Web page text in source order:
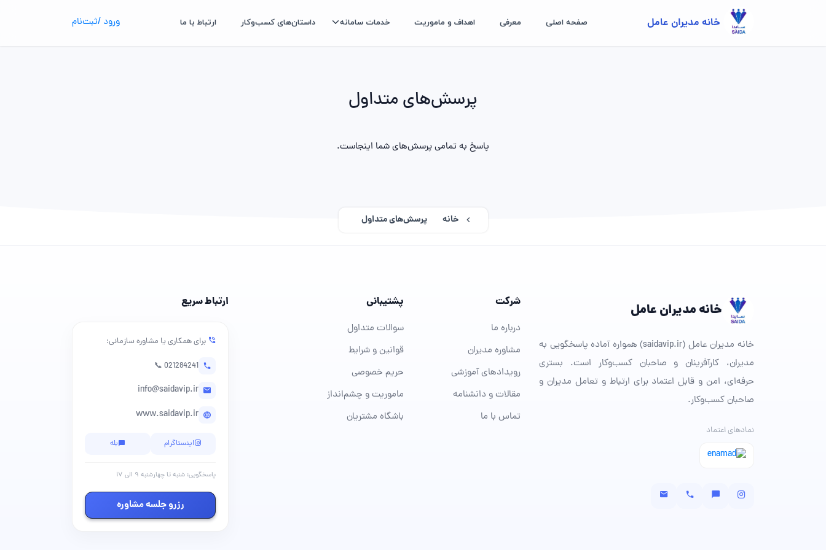
خانه مدیران عامل ورود /ثبت‌نام صفحه اصلی معرفی اهداف و ماموریت خدمات سامانه داستان‌های کسب‌وکار ارتباط با ما
پرسش‌های متداول
پاسخ به تمامی پرسش‌های شما اینجاست.
خانه پرسش‌های متداول
خانه مدیران عامل
خانه مدیران عامل (saidavip.ir) همواره آماده پاسخگویی به
مدیران، کارآفرینان و صاحبان کسب‌وکار است. بستری
حرفه‌ای، امن و قابل اعتماد برای ارتباط و تعامل مدیران و
صاحبان کسب‌وکار.
نمادهای اعتماد
شرکت
درباره ما
مشاوره مدیران
رویدادهای آموزشی
مقالات و دانشنامه
تماس با ما
پشتیبانی
سوالات متداول
قوانین و شرایط
حریم خصوصی
ماموریت و چشم‌انداز
باشگاه مشتریان
ارتباط سریع
برای همکاری یا مشاوره سازمانی:
📞 021284241
info@saidavip.ir
www.saidavip.ir
اینستاگرام بله
پاسخگویی: شنبه تا چهارشنبه ۹ الی ۱۷
رزرو جلسه مشاوره